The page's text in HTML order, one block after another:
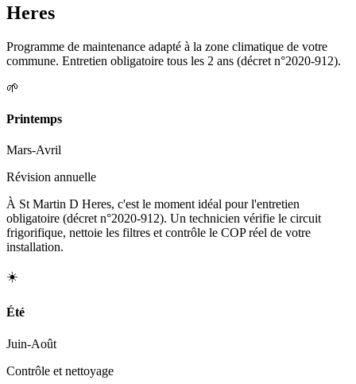
Heres
Programme de maintenance adapté à la zone climatique de votre
commune. Entretien obligatoire tous les 2 ans (décret n°2020-912).
🌱
Printemps
Mars-Avril
Révision annuelle
À St Martin D Heres, c'est le moment idéal pour l'entretien
obligatoire (décret n°2020-912). Un technicien vérifie le circuit
frigorifique, nettoie les filtres et contrôle le COP réel de votre
installation.
☀️
Été
Juin-Août
Contrôle et nettoyage